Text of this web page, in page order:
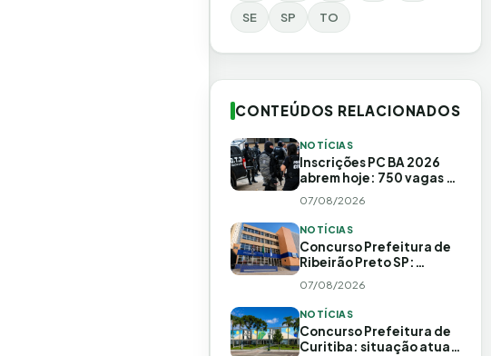
SE SP TO
CONTEÚDOS RELACIONADOS
NOTÍCIAS
Inscrições PC BA 2026
abrem hoje: 750 vagas e
07/08/2026
NOTÍCIAS
Concurso Prefeitura de
Ribeirão Preto SP:
histórico
07/08/2026
NOTÍCIAS
Concurso Prefeitura de
Curitiba: situação atual,